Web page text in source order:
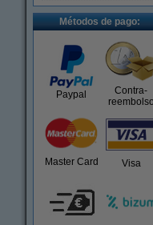
Métodos de pago:
Paypal
Contra-
reembolso
Master Card Visa